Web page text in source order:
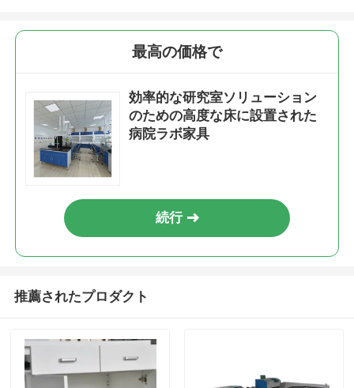
最高の価格で
効率的な研究室ソリューション
のための高度な床に設置された
病院ラボ家具
続行
推薦されたプロダクト